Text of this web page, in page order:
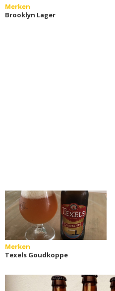
Merken
Brooklyn Lager
Merken
Texels Goudkoppe